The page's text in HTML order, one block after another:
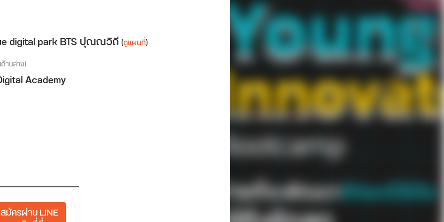
digital park BTS ปุณณวิถี (ดูแผนที่)
านล่าง)
Academy
สมัครผ่าน LINE